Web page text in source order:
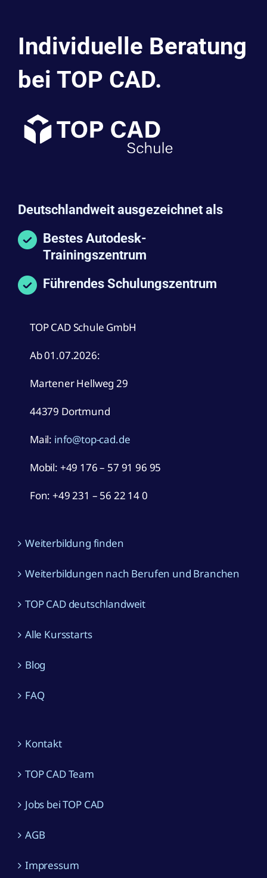
Individuelle Beratung
bei TOP CAD.
Deutschlandweit ausgezeichnet als
Bestes Autodesk-
Trainingszentrum
Führendes Schulungszentrum
TOP CAD Schule GmbH
Ab 01.07.2026:
Martener Hellweg 29
44379 Dortmund
Mail: info@top-cad.de
Mobil: +49 176 – 57 91 96 95
Fon: +49 231 – 56 22 14 0
Weiterbildung finden
Weiterbildungen nach Berufen und Branchen
TOP CAD deutschlandweit
Alle Kursstarts
Blog
FAQ
Kontakt
TOP CAD Team
Jobs bei TOP CAD
AGB
Impressum